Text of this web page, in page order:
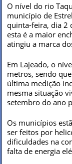
O nível do rio
município de
quinta-feira, dia 2
esta é a maior
atingiu a marca
Em Lajeado, o
metros, sendo
última medição
mesma situação
setembro do ano
Os municípios
ser feitos por
dificuldades na
falta de energia